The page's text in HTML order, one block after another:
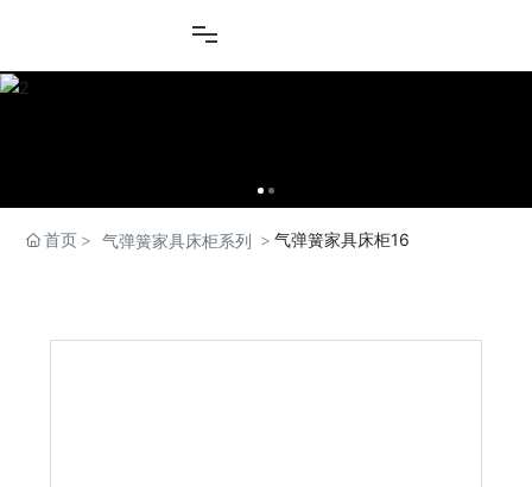
首页 气弹簧家具床柜系列 气弹簧家具床柜16